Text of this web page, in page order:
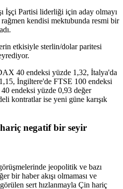
İşçi Partisi liderliği için aday olmayı
rağmen kendisi mektubunda resmi bir
etkisiyle sterlin/dolar paritesi
40 endeksi yüzde 1,32, İtalya'da
İngiltere'de FTSE 100 endeksi
endeksi yüzde 0,93 değer
kontratlar ise yeni güne karışık
negatif bir seyir
jeopolitik ve bazı
bir haber akışı olmaması ve
sert hızlanmayla Çin hariç